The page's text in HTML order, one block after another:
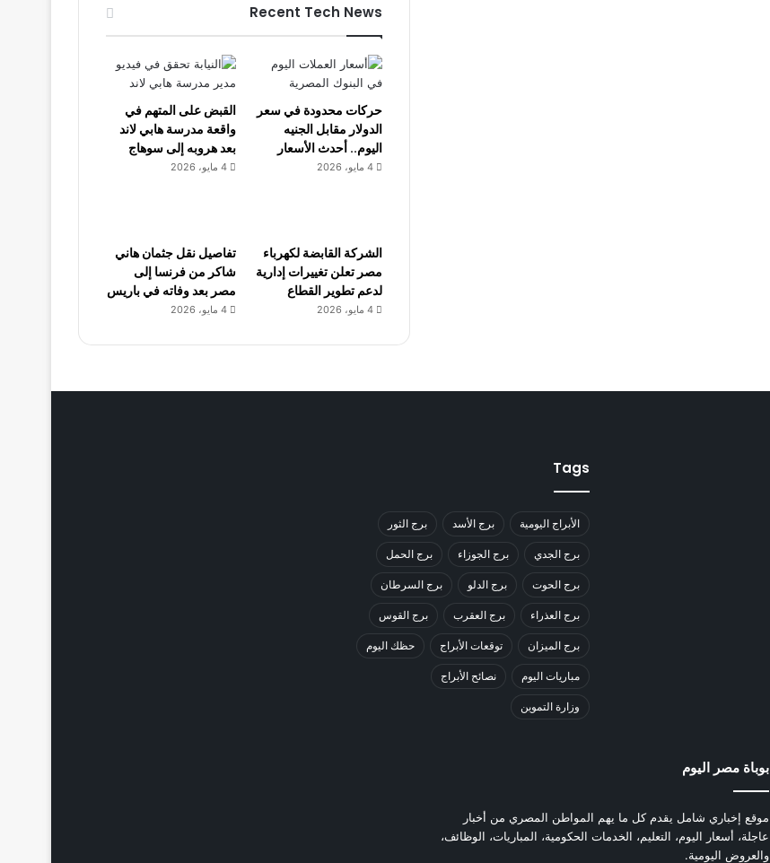
Recent Tech News
حركات محدودة في سعر
الدولار مقابل الجنيه
اليوم.. أحدث الأسعار
4 مايو، 2026
القبض على المتهم في
واقعة مدرسة هابي لاند
بعد هروبه إلى سوهاج
4 مايو، 2026
الشركة القابضة لكهرباء
مصر تعلن تغييرات إدارية
لدعم تطوير القطاع
4 مايو، 2026
تفاصيل نقل جثمان هاني
شاكر من فرنسا إلى
مصر بعد وفاته في باريس
4 مايو، 2026
Tags
الأبراج اليومية برج الأسد برج الثور
برج الجدي برج الجوزاء برج الحمل
برج الحوت برج الدلو برج السرطان
برج العذراء برج العقرب برج القوس
برج الميزان توقعات الأبراج حظك اليوم
مباريات اليوم نصائح الأبراج
وزارة التموين
بوباة مصر اليوم
موقع إخباري شامل يقدم كل ما يهم المواطن المصري من أخبار
عاجلة، أسعار اليوم، التعليم، الخدمات الحكومية، المباريات، الوظائف،
والعروض اليومية.